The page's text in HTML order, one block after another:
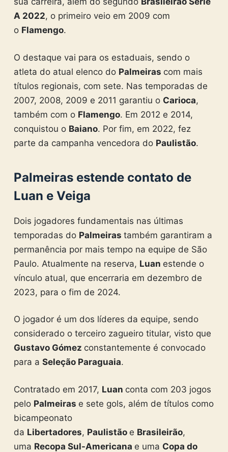
A 2022, o primeiro veio em 2009 com
o Flamengo.
O destaque vai para os estaduais, sendo o
atleta do atual elenco do Palmeiras com mais
títulos regionais, com sete. Nas temporadas de
2007, 2008, 2009 e 2011 garantiu o Carioca,
também com o Flamengo. Em 2012 e 2014,
conquistou o Baiano. Por fim, em 2022, fez
parte da campanha vencedora do Paulistão.
Palmeiras estende contato de
Luan e Veiga
Dois jogadores fundamentais nas últimas
temporadas do Palmeiras também garantiram a
permanência por mais tempo na equipe de São
Paulo. Atualmente na reserva, Luan estende o
vínculo atual, que encerraria em dezembro de
2023, para o fim de 2024.
O jogador é um dos líderes da equipe, sendo
considerado o terceiro zagueiro titular, visto que
Gustavo Gómez constantemente é convocado
para a Seleção Paraguaia.
Contratado em 2017, Luan conta com 203 jogos
pelo Palmeiras e sete gols, além de títulos como
bicampeonato
da Libertadores, Paulistão e Brasileirão,
uma Recopa Sul-Americana e uma Copa do